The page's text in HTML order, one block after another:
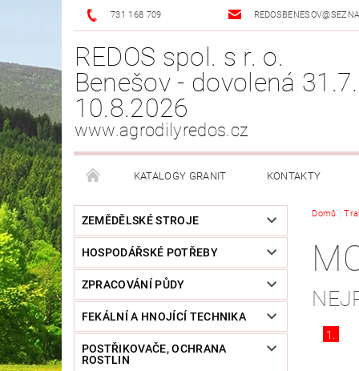
731 168 709
REDOS spol. s r. o.
Benešov - dovolená
10.8.2026
www.agrodilyredos.cz
KATALOGY GRANIT KONTAKTY
ZEMĚDĚLSKÉ STROJE
HOSPODÁŘSKÉ POTŘEBY
ZPRACOVÁNÍ PŮDY
FEKÁLNÍ A HNOJÍCÍ TECHNIKA
POSTŘIKOVAČE, OCHRANA
ROSTLIN
Domů
1.